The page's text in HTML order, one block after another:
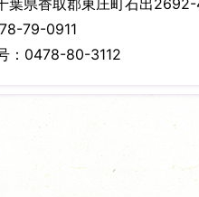
葉県香取郡東庄町石出
79-0911
：0478-80-3112